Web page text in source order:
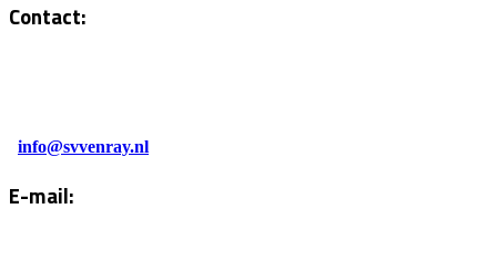
Contact:
info@svvenray.nl
E-mail: